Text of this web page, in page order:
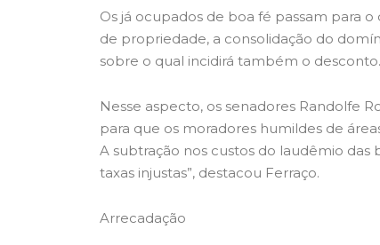
Os já ocupados de boa fé passam para
de propriedade, a consolidação do
sobre o qual incidirá também o
Nesse aspecto, os senadores Randolfe
para que os moradores humildes de
A subtração nos custos do laudêmio
taxas injustas”, destacou Ferraço.
Arrecadação